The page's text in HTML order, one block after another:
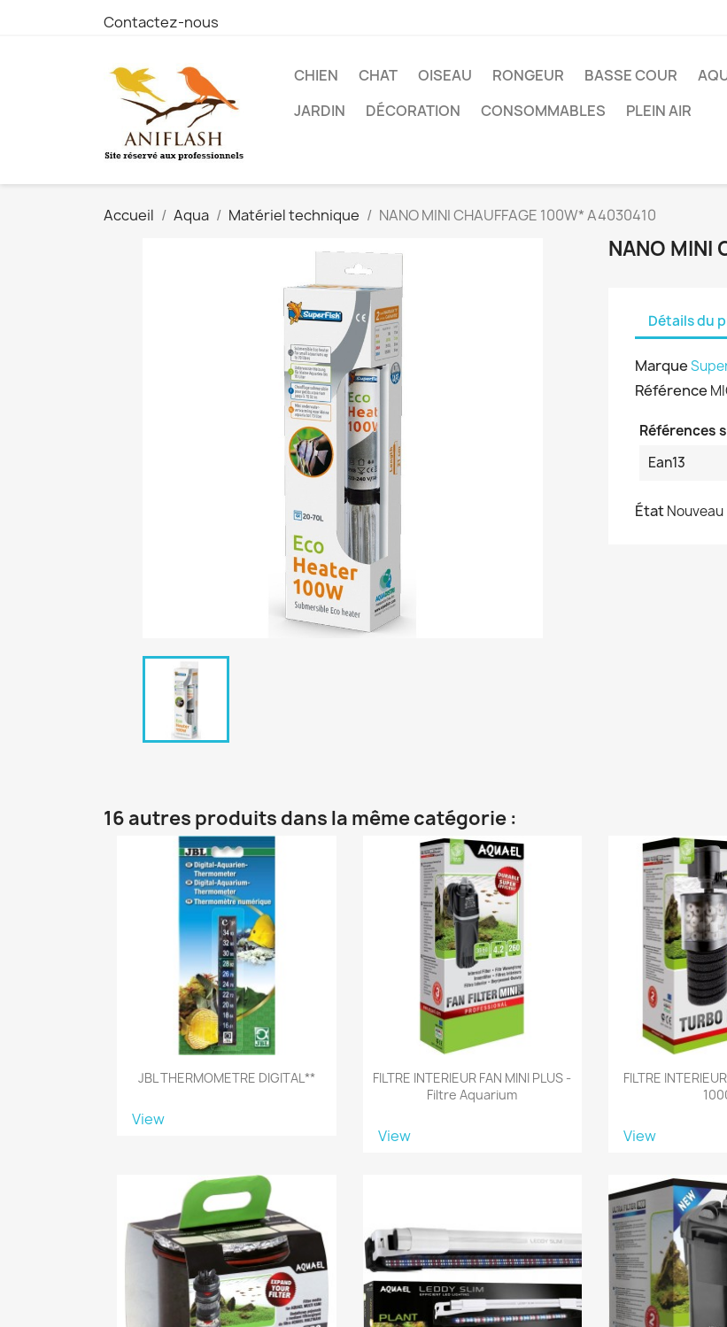
Contactez-nous
CHIEN CHAT OISEAU RONGEUR BASSE COUR
JARDIN
DÉCORATION CONSOMMABLES PLEIN AIR
Accueil Aqua Matériel technique NANO MINI CHAUFFAGE 100W* A4030410
NANO MINI
Détails du
Marque
Référence
Références
Ean13
ÉtatNouveau
16 autres produits dans la même catégorie :
JBL THERMOMETRE DIGITAL**
View
FILTRE INTERIEUR FAN MINI PLUS -
Filtre Aquarium
View
FILTRE
View